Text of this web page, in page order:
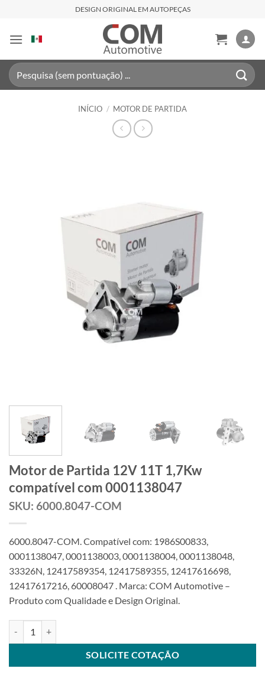
content
DESIGN ORIGINAL EM AUTOPEÇAS
Pesquisar
por:
INÍCIO / MOTOR DE PARTIDA
Motor de Partida 12V 11T 1,7Kw
compatível com 0001138047
SKU: 6000.8047-COM
6000.8047-COM. Compatível com: 1986S00833,
0001138047, 0001138003, 0001138004, 0001138048,
33326N, 12417589354, 12417589355, 12417616698,
12417617216, 60008047 . Marca: COM Automotive –
Produto com Qualidade e Design Original.
SOLICITE COTAÇÃO